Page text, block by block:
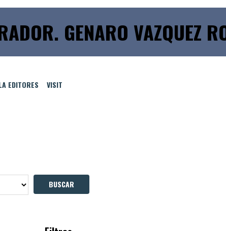
GENARO VAZQUEZ
EDITORES VISIT